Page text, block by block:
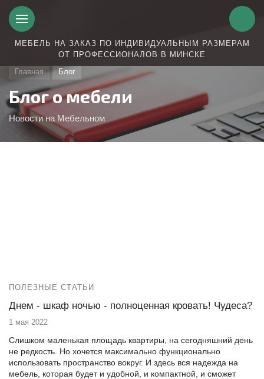
МЕБЕЛЬ НА ЗАКАЗ ПО ИНДИВИДУАЛЬНЫМ РАЗМЕРАМ
ОТ ПРОФЕССИОНАЛОВ В МИНСКЕ
Главная
Блог
Блог о мебели
Новости на Мебельном
ПОЛЕЗНЫЕ СТАТЬИ
Днем - шкаф ночью - полноценная кровать! Чудеса?
1 мая 2022
Слишком маленькая площадь квартиры, на сегодняшний день
не редкость. Но хочется максимально функционально
использовать пространство вокруг. И здесь вся надежда на
мебель, которая будет и удобной, и компактной, и сможет